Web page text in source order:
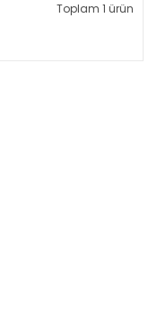
Toplam 1 ürün